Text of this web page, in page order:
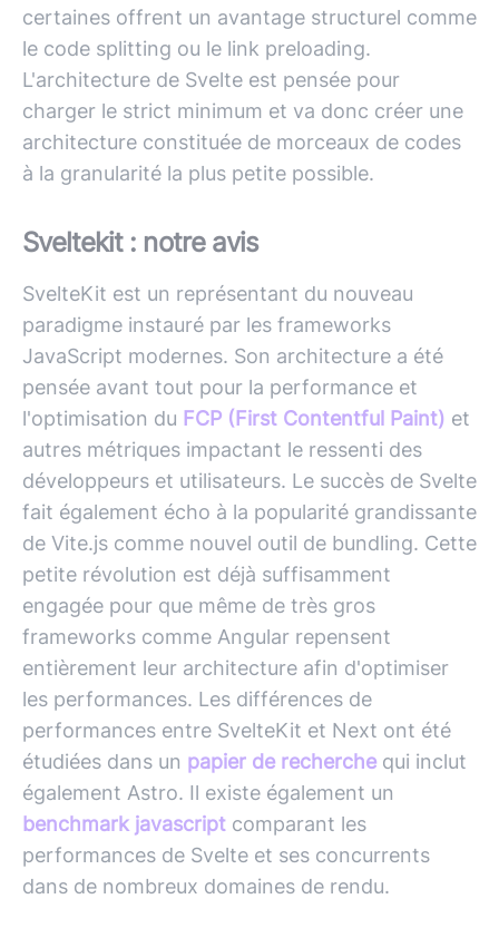
certaines offrent un avantage structurel comme
le code splitting ou le link preloading.
L'architecture de Svelte est pensée pour
charger le strict minimum et va donc créer une
architecture constituée de morceaux de codes
à la granularité la plus petite possible.
Sveltekit : notre avis
SvelteKit est un représentant du nouveau
paradigme instauré par les frameworks
JavaScript modernes. Son architecture a été
pensée avant tout pour la performance et
l'optimisation du FCP (First Contentful Paint) et
autres métriques impactant le ressenti des
développeurs et utilisateurs. Le succès de Svelte
fait également écho à la popularité grandissante
de Vite.js comme nouvel outil de bundling. Cette
petite révolution est déjà suffisamment
engagée pour que même de très gros
frameworks comme Angular repensent
entièrement leur architecture afin d'optimiser
les performances. Les différences de
performances entre SvelteKit et Next ont été
étudiées dans un papier de recherchequi inclut
également Astro. Il existe également un
benchmark javascript comparant les
performances de Svelte et ses concurrents
dans de nombreux domaines de rendu.